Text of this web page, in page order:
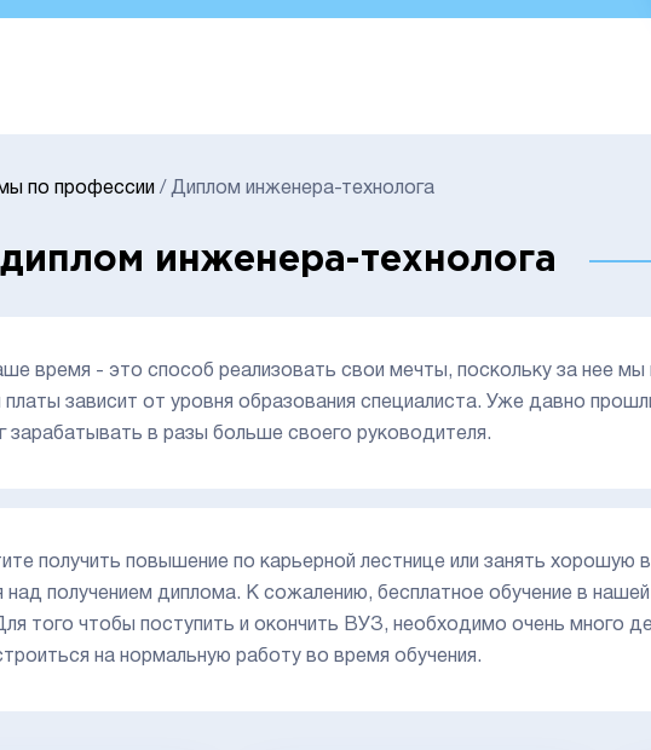
по профессии /Диплом инженера-технолога
диплом инженера-технолога
время - это способ реализовать свои мечты, поскольку за нее мы
платы зависит от уровня образования специалиста. Уже давно
зарабатывать в разы больше своего руководителя.
получить повышение по карьерной лестнице или занять хорошую
над получением диплома. К сожалению, бесплатное обучение в
того чтобы поступить и окончить ВУЗ, необходимо очень много
на нормальную работу во время обучения.